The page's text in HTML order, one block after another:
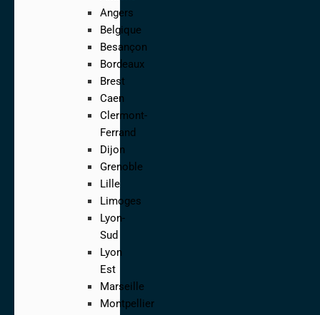
Angers
Belgique
Besançon
Bordeaux
Brest
Caen
Clermont-
Ferrand
Dijon
Grenoble
Lille
Limoges
Lyon-
Sud
Lyon
Est
Marseille
Montpellier